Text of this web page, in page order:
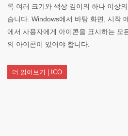
록 여러 크기와 색상 깊이의 하나 이상
습니다. Windows에서 바탕 화면, 시작
에서 사용자에게 아이콘을 표시하는 모
의 아이콘이 있어야 합니다.
더 읽어보기 | ICO